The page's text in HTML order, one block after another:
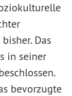
Das
in seiner
bevorzugte